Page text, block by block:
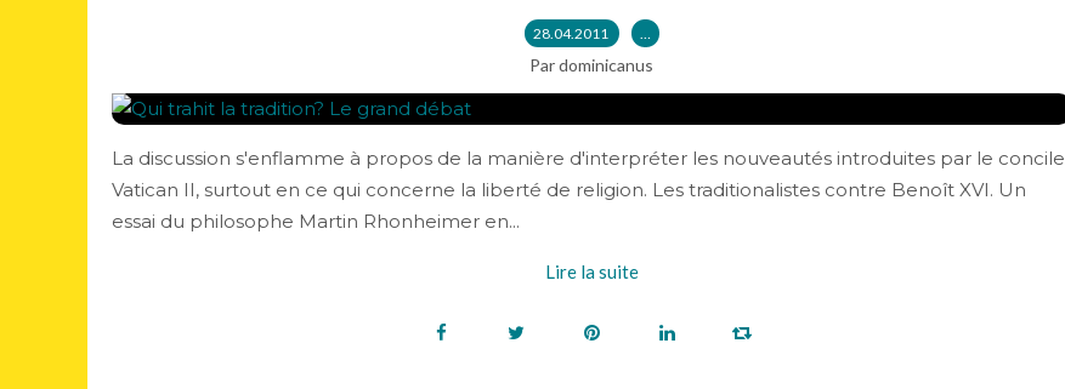
28.04.2011 …
Par dominicanus
La discussion s'enflamme à propos de la manière d'interpréter les nouveautés introduites par le concile
Vatican II, surtout en ce qui concerne la liberté de religion. Les traditionalistes contre Benoît XVI. Un
essai du philosophe Martin Rhonheimer en...
Lire la suite